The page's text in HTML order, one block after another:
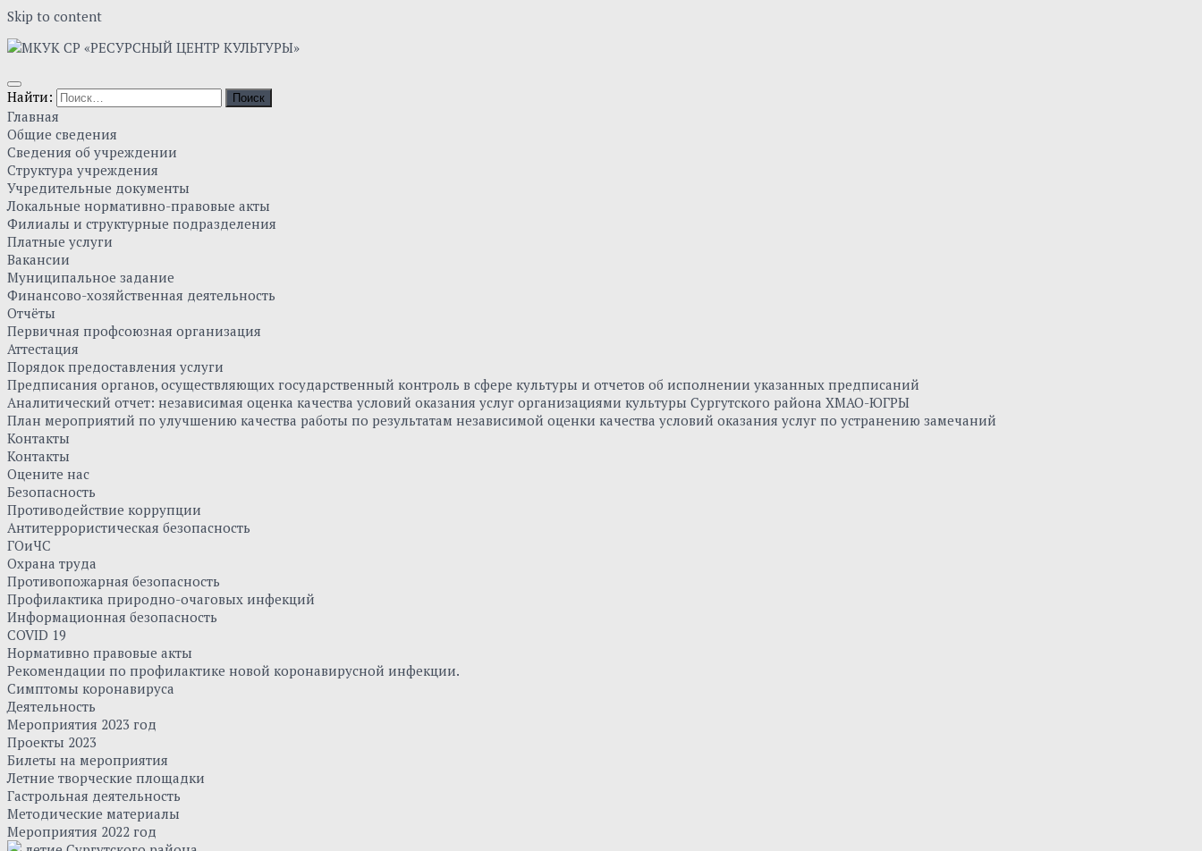
Skip to content
Найти:
Главная
Общие сведения
Сведения об учреждении
Структура учреждения
Учредительные документы
Локальные нормативно-правовые акты
Филиалы и структурные подразделения
Платные услуги
Вакансии
Муниципальное задание
Финансово-хозяйственная деятельность
Отчёты
Первичная профсоюзная организация
Аттестация
Порядок предоставления услуги
Предписания органов, осуществляющих государственный контроль в сфере культуры и отчетов об исполнении указанных предписаний
Аналитический отчет: независимая оценка качества условий оказания услуг организациями культуры Сургутского района ХМАО-ЮГРЫ
План мероприятий по улучшению качества работы по результатам независимой оценки качества условий оказания услуг по устранению замечаний
Контакты
Контакты
Оцените нас
Безопасность
Противодействие коррупции
Антитеррористическая безопасность
ГОиЧС
Охрана труда
Противопожарная безопасность
Профилактика природно-очаговых инфекций
Информационная безопасность
COVID 19
Нормативно правовые акты
Рекомендации по профилактике новой коронавирусной инфекции.
Симптомы коронавируса
Деятельность
Мероприятия 2023 год
Проекты 2023
Билеты на мероприятия
Летние творческие площадки
Гастрольная деятельность
Методические материалы
Мероприятия 2022 год